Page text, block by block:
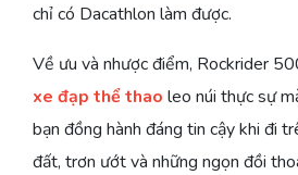
chỉ có Dacathlon làm được.
Về ưu và nhược điểm, Rockrider
xe đạp thể thao leo núi thực sự
bạn đồng hành đáng tin cậy khi đi
đất, trơn ướt và những ngọn đồi